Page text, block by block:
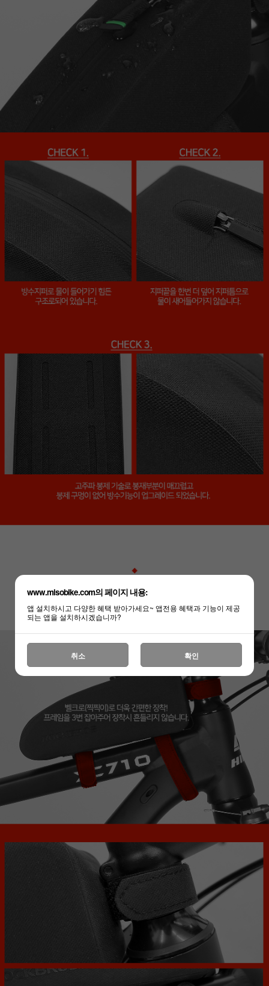
www.misobike.com의 페이지 내용:
앱 설치하시고 다양한 혜택 받아가세요~ 앱전용 혜택과 기능이 제공
되는 앱을 설치하시겠습니까?
취소 확인